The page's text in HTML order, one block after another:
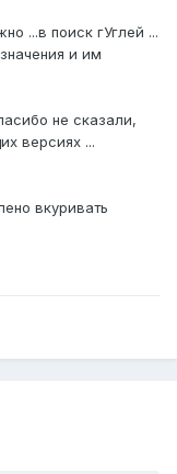
...в поиск гУглей ...
и им
не сказали,
версиях ...
вкуривать